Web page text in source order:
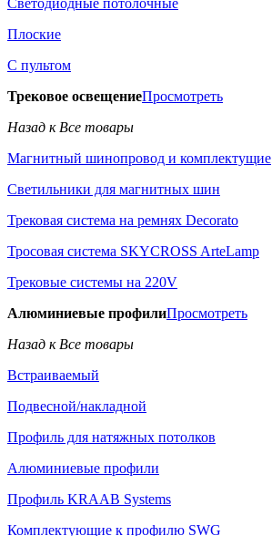
Светодиодные потолочные
Плоские
С пультом
Трековое освещениеПросмотреть
Назад к Все товары
Магнитный шинопровод и комплектущие
Светильники для магнитных шин
Трековая система на ремнях Decorato
Тросовая система SKYCROSS ArteLamp
Трековые системы на 220V
Алюминиевые профилиПросмотреть
Назад к Все товары
Встраиваемый
Подвесной/накладной
Профиль для натяжных потолков
Алюминиевые профили
Профиль KRAAB Systems
Комплектующие к профилю SWG